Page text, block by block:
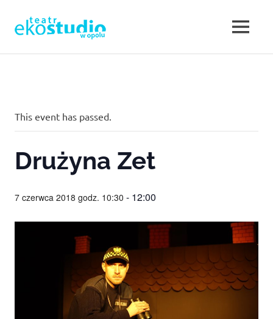
EKOSTUDIO
Teatr
w
Opolu.
Opole.
Teatr
otwarty
nowe
działania,
ale
sięgający
MENU
This event has passed.
Drużyna Zet
7 czerwca 2018 godz. 10:30 - 12:00